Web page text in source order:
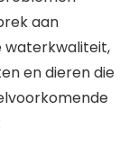
aan
waterkwaliteit,
en dieren die